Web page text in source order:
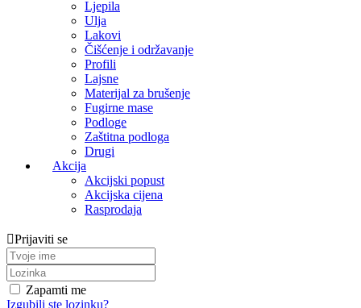
Ljepila
Ulja
Lakovi
Čišćenje i održavanje
Profili
Lajsne
Materijal za brušenje
Fugirne mase
Podloge
Zaštitna podloga
Drugi
Akcija
Akcijski popust
Akcijska cijena
Rasprodaja
Prijaviti se
Zapamti me
Izgubili ste lozinku?